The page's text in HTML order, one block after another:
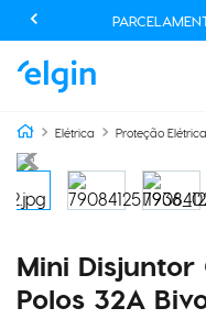
Elétrica Proteção Elétrica
Mini Disjuntor
Polos 32A